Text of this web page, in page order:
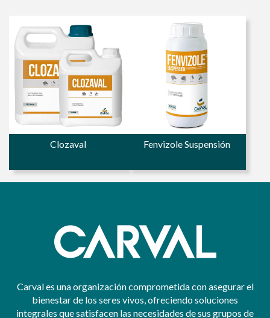
Clozaval Fenvizole Suspensión
Carval es una organización comprometida con asegurar el
bienestar de los seres vivos, ofreciendo soluciones
integrales que satisfacen las necesidades de sus grupos de